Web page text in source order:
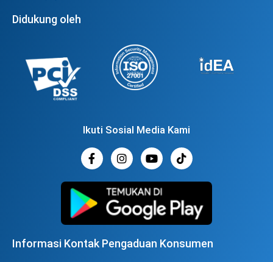
Didukung oleh
Ikuti Sosial Media Kami
Informasi Kontak Pengaduan Konsumen